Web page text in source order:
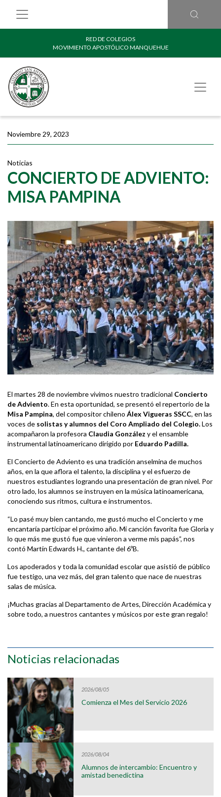
RED DE COLEGIOS
MOVIMIENTO APOSTÓLICO MANQUEHUE
Noviembre 29, 2023
Noticias
CONCIERTO DE ADVIENTO:
MISA PAMPINA
El martes 28 de noviembre vivimos nuestro tradicional Concierto
de Adviento. En esta oportunidad, se presentó el repertorio de la
Misa Pampina, del compositor chileno Álex Vigueras SSCC, en las
voces de solistas y alumnos del Coro Ampliado del Colegio.Los
acompañaron la profesora Claudia González y el ensamble
instrumental latinoamericano dirigido por Eduardo Padilla.
El Concierto de Adviento es una tradición anselmina de muchos
años, en la que aflora el talento, la disciplina y el esfuerzo de
nuestros estudiantes logrando una presentación de gran nivel. Por
otro lado, los alumnos se instruyen en la música latinoamericana,
conociendo sus ritmos, cultura e instrumentos.
“Lo pasé muy bien cantando, me gustó mucho el Concierto y me
encantaría participar el próximo año. Mi canción favorita fue Gloria y
lo que más me gustó fue que vinieron a verme mis papás”, nos
contó Martín Edwards H., cantante del 6ºB.
Los apoderados y toda la comunidad escolar que asistió de público
fue testigo, una vez más, del gran talento que nace de nuestras
salas de música.
¡Muchas gracias al Departamento de Artes, Dirección Académica y
sobre todo, a nuestros cantantes y músicos por este gran regalo!
Noticias relacionadas
2026/08/05
Comienza el Mes del Servicio 2026
2026/08/04
Alumnos de intercambio: Encuentro y
amistad benedictina